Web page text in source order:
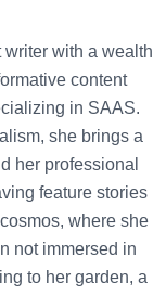
with a wealth
content
in SAAS.
she brings a
her professional
feature stories
where she
not immersed in
to her garden, a